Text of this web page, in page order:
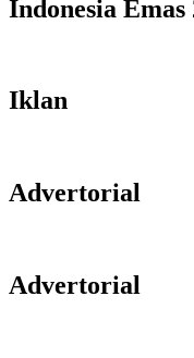
Indonesia Emas
Iklan
Advertorial
Advertorial